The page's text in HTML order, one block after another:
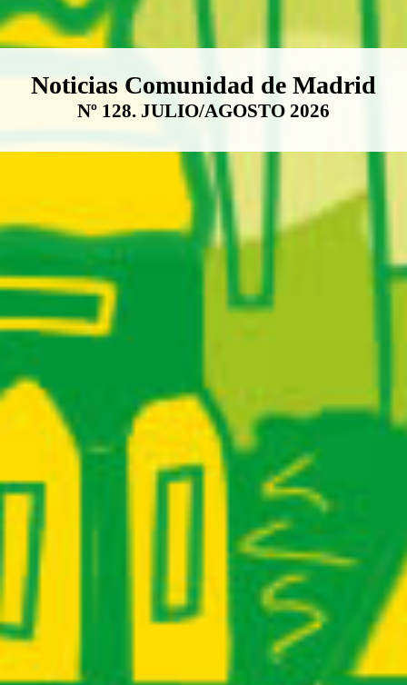
Boletín Noticias Comunidad de
Noticias Comunidad de Madrid
Nº 128. JULIO/AGOSTO 2026